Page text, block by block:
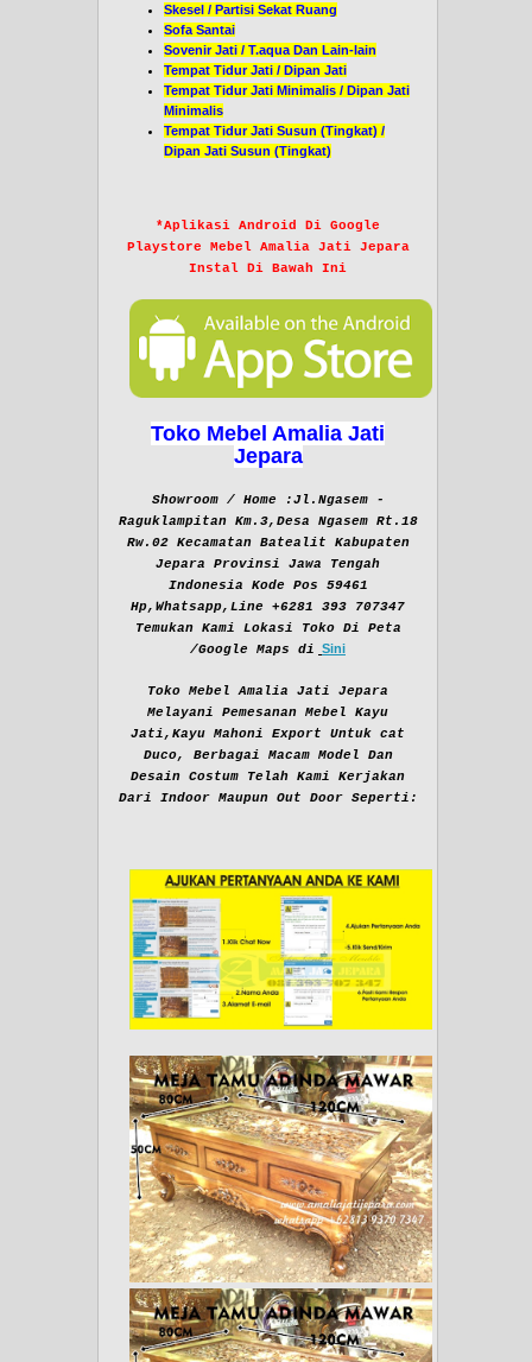
Skesel / Partisi Sekat Ruang
Sofa Santai
Sovenir Jati / T.aqua Dan Lain-lain
Tempat Tidur Jati / Dipan Jati
Tempat Tidur Jati Minimalis / Dipan Jati
Minimalis
Tempat Tidur Jati Susun (Tingkat) /
Dipan Jati Susun (Tingkat)
*Aplikasi Android Di Google
Playstore Mebel Amalia Jati Jepara
Instal Di Bawah Ini
Toko Mebel Amalia Jati
Jepara
Showroom / Home :Jl.Ngasem -
Raguklampitan Km.3,Desa Ngasem Rt.18
Rw.02 Kecamatan Batealit Kabupaten
Jepara Provinsi Jawa Tengah
Indonesia Kode Pos 59461
Hp,Whatsapp,Line +6281 393 707347
Temukan Kami Lokasi Toko Di Peta
/Google Maps di Sini
Toko Mebel Amalia Jati Jepara
Melayani Pemesanan Mebel Kayu
Jati,Kayu Mahoni Export Untuk cat
Duco, Berbagai Macam Model Dan
Desain Costum Telah Kami Kerjakan
Dari Indoor Maupun Out Door Seperti: